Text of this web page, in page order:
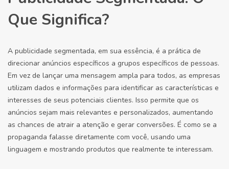
Que Significa?
A publicidade segmentada, em sua essência, é a prática de
direcionar anúncios específicos a grupos específicos de pessoas.
Em vez de lançar uma mensagem ampla para todos, as empresas
utilizam dados e informações para identificar as características e
interesses de seus potenciais clientes. Isso permite que os
anúncios sejam mais relevantes e personalizados, aumentando
as chances de atrair a atenção e gerar conversões. É como se a
propaganda falasse diretamente com você, usando uma
linguagem e mostrando produtos que realmente te interessam.